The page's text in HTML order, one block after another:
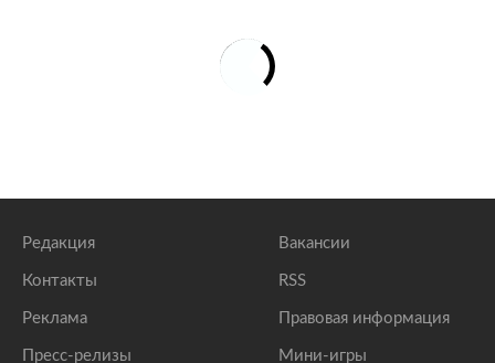
Редакция
Контакты
Реклама
Пресс-релизы
Вакансии
RSS
Правовая информация
Мини-игры